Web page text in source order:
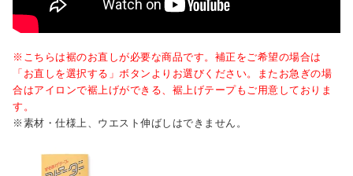
※こちらは裾のお直しが必要な商品です。補正をご希望の場合は
「お直しを選択する」ボタンよりお選びください。またお急ぎの場
合はアイロンで裾上げができる、裾上げテープもご用意しておりま
す。
※素材・仕様上、ウエスト伸ばしはできません。